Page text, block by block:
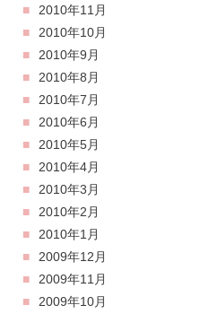
2010年11月
2010年10月
2010年9月
2010年8月
2010年7月
2010年6月
2010年5月
2010年4月
2010年3月
2010年2月
2010年1月
2009年12月
2009年11月
2009年10月